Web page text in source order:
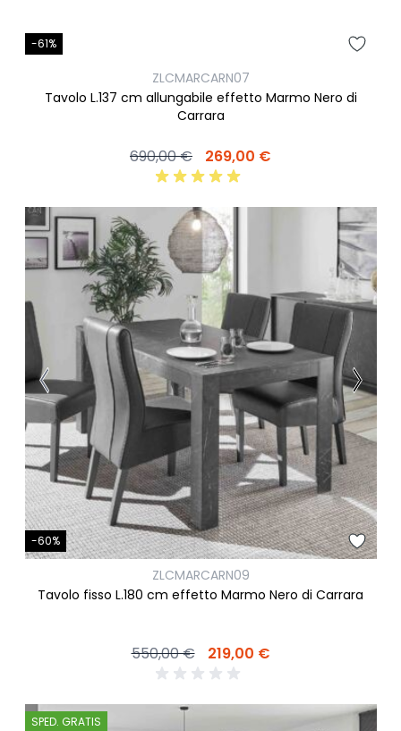
-61%
ZLCMARCARN07
Tavolo L.137 cm allungabile effetto Marmo Nero di
Carrara
690,00 € 269,00 €
-60%
ZLCMARCARN09
Tavolo fisso L.180 cm effetto Marmo Nero di Carrara
550,00 € 219,00 €
SPED. GRATIS